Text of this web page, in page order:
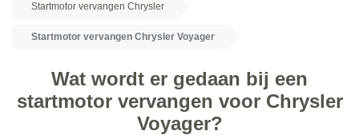
Startmotor vervangen Chrysler
Startmotor vervangen Chrysler Voyager
Wat wordt er gedaan bij een
startmotor vervangen voor Chrysler
Voyager?